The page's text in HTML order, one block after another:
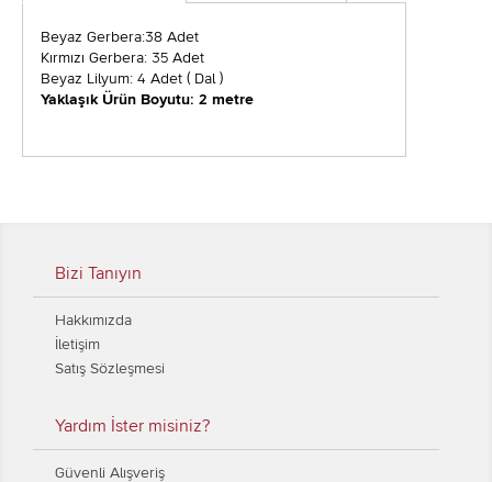
Beyaz Gerbera:38 Adet
Kırmızı Gerbera: 35 Adet
Beyaz Lilyum: 4 Adet ( Dal )
Yaklaşık Ürün Boyutu: 2 metre
Bizi Tanıyın
Hakkımızda
İletişim
Satış Sözleşmesi
Yardım İster misiniz?
Güvenli Alışveriş